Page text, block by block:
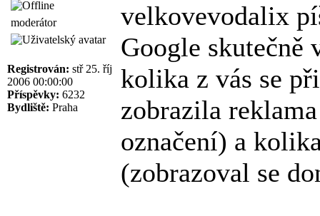
moderátor
Registrován: stř 25. říj
2006 00:00:00
Příspěvky: 6232
Bydliště: Praha
velkovevodalix
Google skutečně
kolika z vás se
zobrazila
označení) a
(zobrazoval se